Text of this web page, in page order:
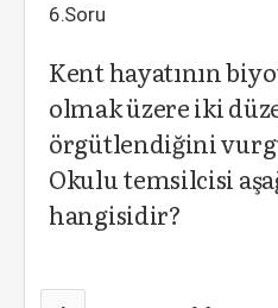
6.Soru
Kent hayatının
olmak üzere iki
örgütlendiğini
Okulu temsilcisi
hangisidir?